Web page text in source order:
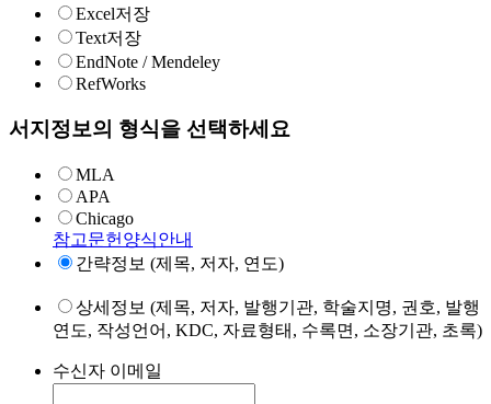
Excel저장
Text저장
EndNote / Mendeley
RefWorks
서지정보의 형식을 선택하세요
MLA
APA
Chicago
참고문헌양식안내
간략정보 (제목, 저자, 연도)
상세정보 (제목, 저자, 발행기관, 학술지명, 권호, 발행
연도, 작성언어, KDC, 자료형태, 수록면, 소장기관, 초록)
수신자 이메일